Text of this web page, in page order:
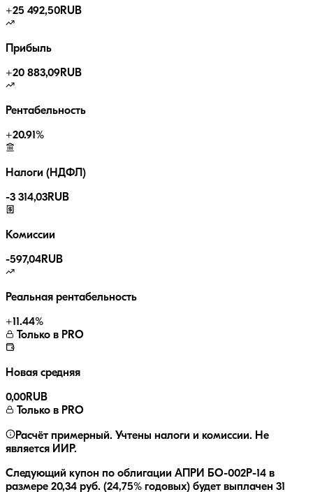
+25 492,50RUB
Прибыль
+20 883,09RUB
Рентабельность
+20.91%
Налоги (НДФЛ)
-3 314,03RUB
Комиссии
-597,04RUB
Реальная рентабельность
+11.44%
Только в PRO
Новая средняя
0,00RUB
Только в PRO
Расчёт примерный. Учтены налоги и комиссии. Не
является ИИР.
Следующий купон по облигации АПРИ БО-002Р-14 в
размере 20,34 руб. (24,75% годовых) будет выплачен 31